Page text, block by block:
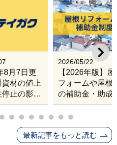
8月7日更
材の値上
止の影響
屋根材・シ
断熱材・ル
グの値上げ
手困難・出
2026/05/22
【2026年版】
フォームや屋根
の補助金・助成
業
最新記事をもっと読む